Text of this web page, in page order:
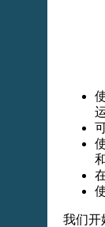
我们开